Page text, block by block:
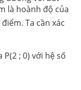
là hoành độ của
Ta cần xác
; 0) với hệ số